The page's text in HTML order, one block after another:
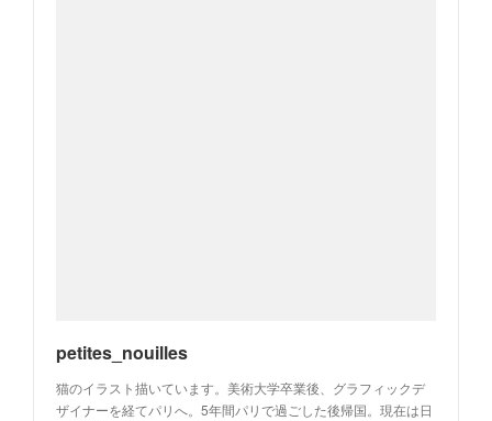
petites_nouilles
猫のイラスト描いています。美術大学卒業後、グラフィックデ
ザイナーを経てパリへ。5年間パリで過ごした後帰国。現在は日